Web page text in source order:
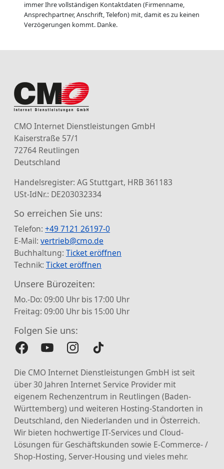
immer Ihre vollständigen Kontaktdaten (Firmenname,
Ansprechpartner, Anschrift, Telefon) mit, damit es zu keinen
Verzögerungen kommt. Danke.
CMO Internet Dienstleistungen GmbH
Kaiserstraße 57/1
72764 Reutlingen
Deutschland
Handelsregister: AG Stuttgart, HRB 361183
USt-IdNr.: DE203032334
So erreichen Sie uns:
Telefon: +49 7121 26197-0
E-Mail: vertrieb@cmo.de
Buchhaltung: Ticket eröffnen
Technik: Ticket eröffnen
Unsere Bürozeiten:
Mo.-Do: 09:00 Uhr bis 17:00 Uhr
Freitag: 09:00 Uhr bis 15:00 Uhr
Folgen Sie uns:
Die CMO Internet Dienstleistungen GmbH ist seit
über 30 Jahren Internet Service Provider mit
eigenem Rechenzentrum in Reutlingen (Baden-
Württemberg) und weiteren Hosting-Standorten in
Deutschland, den Niederlanden und in Österreich.
Wir bieten hochwertige IT-Services und Cloud-
Lösungen für Geschäftskunden sowie E-Commerce- /
Shop-Hosting, Server-Housing und vieles mehr.